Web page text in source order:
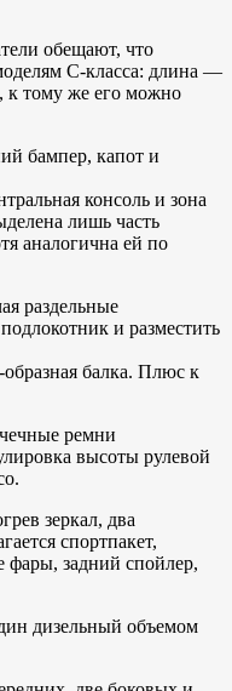
обещают, что
С-класса: длина —
к тому же его можно
бампер, капот и
консоль и зона
лишь часть
аналогична ей по
раздельные
и разместить
балка. Плюс к
ремни
высоты рулевой
зеркал, два
спортпакет,
фары, задний спойлер,
дизельный объемом